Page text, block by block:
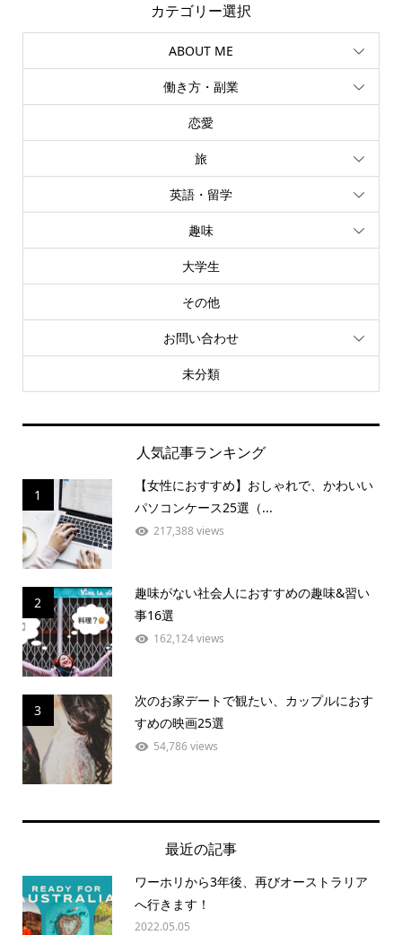
カテゴリー選択
ABOUT ME
働き方・副業
恋愛
旅
英語・留学
趣味
大学生
その他
お問い合わせ
未分類
人気記事ランキング
1
【女性におすすめ】おしゃれで、かわいい
パソコンケース25選（...
217,388 views
2
趣味がない社会人におすすめの趣味&習い
事16選
162,124 views
3
次のお家デートで観たい、カップルにおす
すめの映画25選
54,786 views
最近の記事
ワーホリから3年後、再びオーストラリア
へ行きます！
2022.05.05